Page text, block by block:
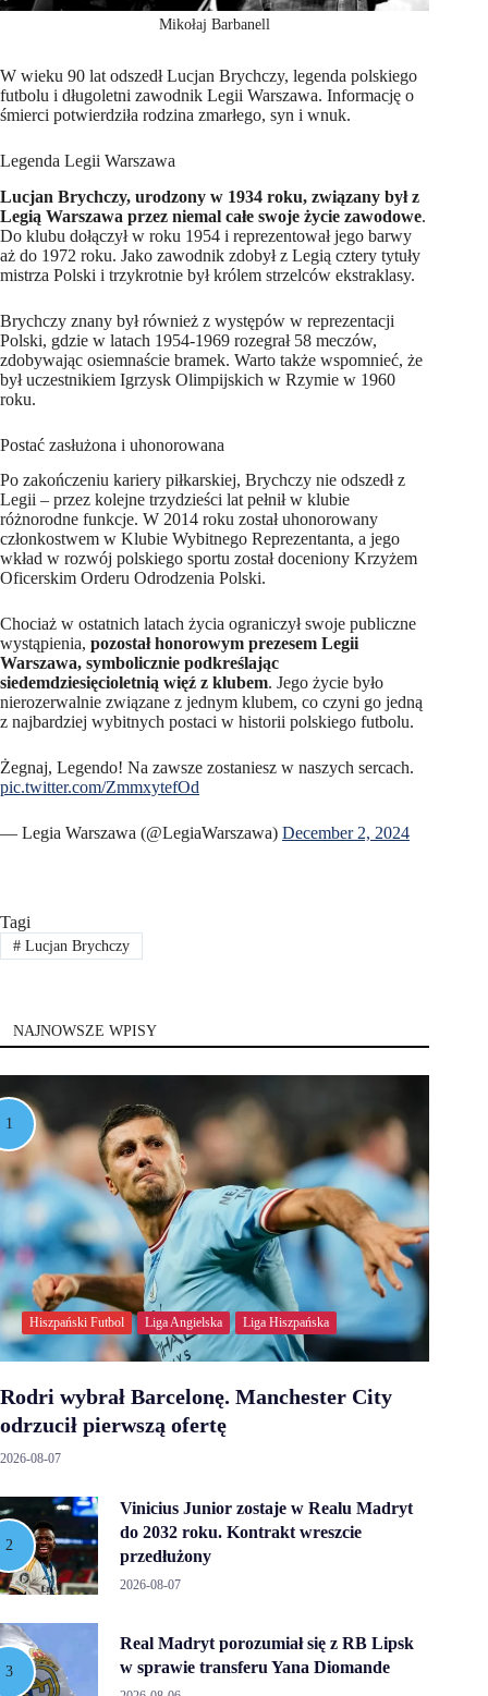
Mikołaj Barbanell
W wieku 90 lat odszedł Lucjan Brychczy, legenda polskiego
futbolu i długoletni zawodnik Legii Warszawa. Informację o
śmierci potwierdziła rodzina zmarłego, syn i wnuk.
Legenda Legii Warszawa
Lucjan Brychczy, urodzony w 1934 roku, związany był z
Legią Warszawa przez niemal całe swoje życie zawodowe.
Do klubu dołączył w roku 1954 i reprezentował jego barwy
aż do 1972 roku. Jako zawodnik zdobył z Legią cztery tytuły
mistrza Polski i trzykrotnie był królem strzelców ekstraklasy.
Brychczy znany był również z występów w reprezentacji
Polski, gdzie w latach 1954-1969 rozegrał 58 meczów,
zdobywając osiemnaście bramek. Warto także wspomnieć, że
był uczestnikiem Igrzysk Olimpijskich w Rzymie w 1960
roku.
Postać zasłużona i uhonorowana
Po zakończeniu kariery piłkarskiej, Brychczy nie odszedł z
Legii – przez kolejne trzydzieści lat pełnił w klubie
różnorodne funkcje. W 2014 roku został uhonorowany
członkostwem w Klubie Wybitnego Reprezentanta, a jego
wkład w rozwój polskiego sportu został doceniony Krzyżem
Oficerskim Orderu Odrodzenia Polski.
Chociaż w ostatnich latach życia ograniczył swoje publiczne
wystąpienia, pozostał honorowym prezesem Legii
Warszawa, symbolicznie podkreślając
siedemdziesięcioletnią więź z klubem. Jego życie było
nierozerwalnie związane z jednym klubem, co czyni go jedną
z najbardziej wybitnych postaci w historii polskiego futbolu.
Żegnaj, Legendo! Na zawsze zostaniesz w naszych sercach.
pic.twitter.com/ZmmxytefOd
— Legia Warszawa (@LegiaWarszawa) December 2, 2024
Tagi
#Lucjan Brychczy
NAJNOWSZE WPISY
Hiszpański Futbol Liga Angielska Liga Hiszpańska
Rodri wybrał Barcelonę. Manchester City
odrzucił pierwszą ofertę
2026-08-07
Vinicius Junior zostaje w Realu Madryt
do 2032 roku. Kontrakt wreszcie
przedłużony
2026-08-07
Real Madryt porozumiał się z RB Lipsk
w sprawie transferu Yana Diomande